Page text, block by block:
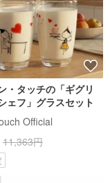
・タッチの「ギグリ
ェフ」グラスセット
Official
11,363円